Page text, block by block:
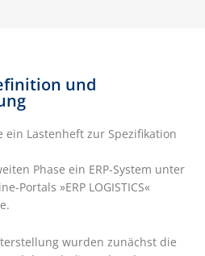
und
ein Lastenheft zur Spezifikation
Phase ein ERP-System unter
Portals »ERP LOGISTICS«
wurden zunächst die